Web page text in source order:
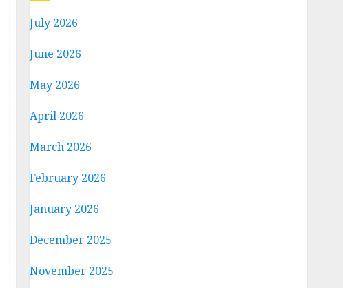
July 2026
June 2026
May 2026
April 2026
March 2026
February 2026
January 2026
December 2025
November 2025